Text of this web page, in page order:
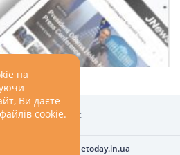
Про нас
2010-2026 ukrainetoday.in.ua
на
Ви даєте
cookie.